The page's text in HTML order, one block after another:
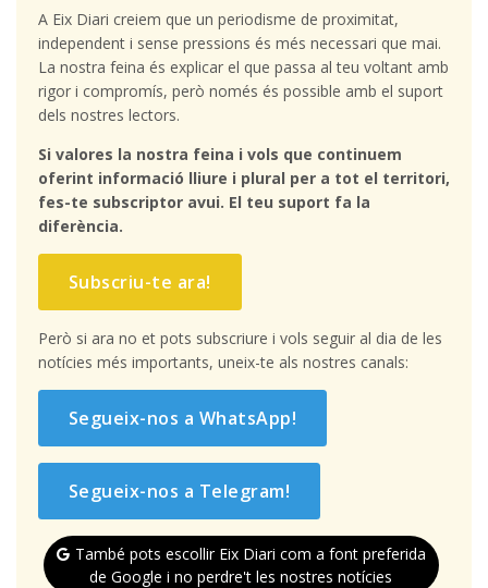
A Eix Diari creiem que un periodisme de proximitat,
independent i sense pressions és més necessari que mai.
La nostra feina és explicar el que passa al teu voltant amb
rigor i compromís, però només és possible amb el suport
dels nostres lectors.
Si valores la nostra feina i vols que continuem
oferint informació lliure i plural per a tot el territori,
fes-te subscriptor avui. El teu suport fa la
diferència.
Subscriu-te ara!
Però si ara no et pots subscriure i vols seguir al dia de les
notícies més importants, uneix-te als nostres canals:
Segueix-nos a WhatsApp!
Segueix-nos a Telegram!
També pots escollir Eix Diari com a font preferida
de Google i no perdre't les nostres notícies